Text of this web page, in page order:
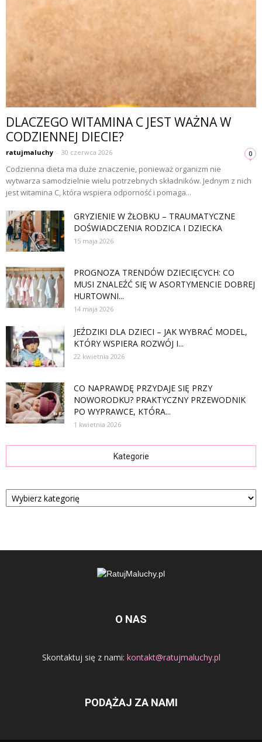
DLACZEGO WITAMINA C JEST WAŻNA W
CODZIENNEJ DIECIE?
ratujmaluchy - 30 czerwca 2026 0
Codzienna dieta ma duże znaczenie, ponieważ organizm nie
wytwarza samodzielnie wielu potrzebnych składników. Jednym z nich
jest witamina C, która wspiera odporność i pomaga...
GRYZIENIE W ŻŁOBKU – TRAUMATYCZNE
DOŚWIADCZENIA RODZICA I DZIECKA
15 maja 2026
PROGNOZA TRENDÓW DZIECIĘCYCH: CO
MUSI ZNALEŹĆ SIĘ W ASORTYMENCIE DOBREJ
HURTOWNI...
14 maja 2026
JEŹDZIKI DLA DZIECI – JAK WYBRAĆ MODEL,
KTÓRY WSPIERA ROZWÓJ I...
22 kwietnia 2026
CO NAPRAWDĘ PRZYDAJE SIĘ PRZY
NOWORODKU? PRAKTYCZNY PRZEWODNIK
PO WYPRAWCE, KTÓRA...
1 kwietnia 2026
Kategorie
Kategorie
O NAS
Skontaktuj się z nami: kontakt@ratujmaluchy.pl
PODĄŻAJ ZA NAMI